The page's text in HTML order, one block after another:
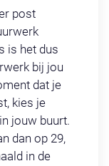
post
is het dus
bij jou
dat je
kies je
jouw buurt.
dan op 29,
in de